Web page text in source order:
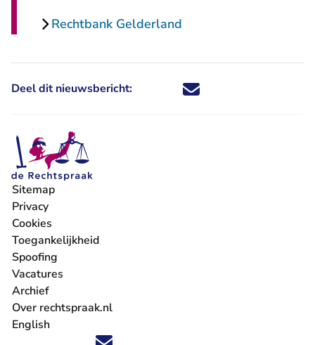
Rechtbank Gelderland
Deel dit nieuwsbericht: Deel dit nieuwsbericht via X -
Deel dit nieuwsbericht via
Deel dit nieuwsbericht
Deel dit
Volg ons op X (Twitter) - U verlaat Rechtspraak.nl
Volg ons op Facebook - U verlaat Rechtspraak.nl
Volg ons op Instagram - U verlaat Rechtspraak.nl
Volg ons op Youtube - U verlaat Rechtspraak.nl
Volg ons op LinkedIn - U verlaat
'Blijf op de hoogte' nieuwsbrief - U verlaat
Sitemap
Privacy
Cookies
Toegankelijkheid
Spoofing
Vacatures
- U verlaat Rechtspraak.nl
Archief
Over rechtspraak.nl
English